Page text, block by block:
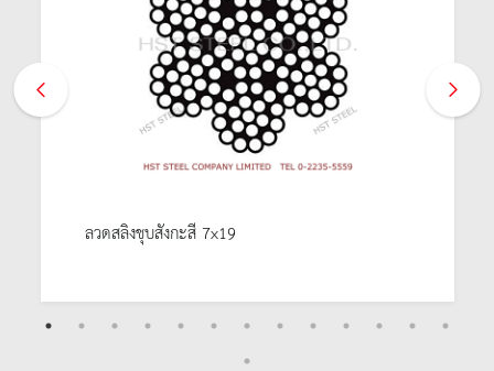
ลวดสลิงชุบสังกะสี 7x19